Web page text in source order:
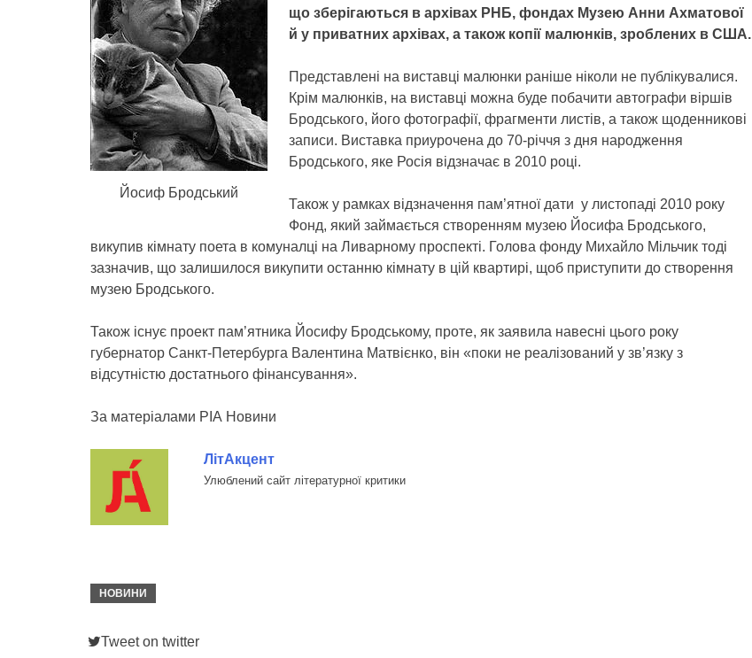
Йосиф Бродський
що зберігаються в архівах РНБ, фондах Музею Анни Ахматової
й у приватних архівах, а також копії малюнків, зроблених в США.
Представлені на виставці малюнки раніше ніколи не публікувалися.
Крім малюнків, на виставці можна буде побачити автографи віршів
Бродського, його фотографії, фрагменти листів, а також щоденникові
записи. Виставка приурочена до 70-річчя з дня народження
Бродського, яке Росія відзначає в 2010 році.
Також у рамках відзначення пам’ятної дати у листопаді 2010 року
Фонд, який займається створенням музею Йосифа Бродського,
викупив кімнату поета в комуналці на Ливарному проспекті. Голова фонду Михайло Мільчик тоді
зазначив, що залишилося викупити останню кімнату в цій квартирі, щоб приступити до створення
музею Бродського.
Також існує проект пам’ятника Йосифу Бродському, проте, як заявила навесні цього року
губернатор Санкт-Петербурга Валентина Матвієнко, він «поки не реалізований у зв’язку з
відсутністю достатнього фінансування».
За матеріалами РІА Новини
ЛітАкцент
Улюблений сайт літературної критики
НОВИНИ
Tweet on twitter